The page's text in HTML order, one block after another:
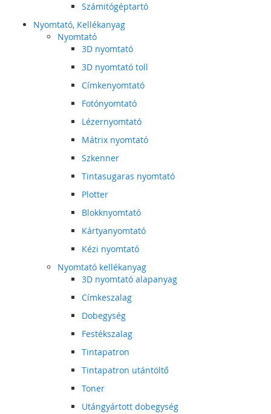
Számitógéptartó
Nyomtató, Kellékanyag
Nyomtató
3D nyomtató
3D nyomtató toll
Címkenyomtató
Fotónyomtató
Lézernyomtató
Mátrix nyomtató
Szkenner
Tintasugaras nyomtató
Plotter
Blokknyomtató
Kártyanyomtató
Kézi nyomtató
Nyomtató kellékanyag
3D nyomtató alapanyag
Címkeszalag
Dobegység
Festékszalag
Tintapatron
Tintapatron utántöltő
Toner
Utángyártott dobegység